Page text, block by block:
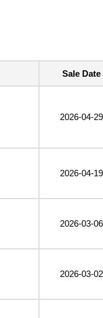
Sale Date
2026-04-29
2026-04-19
2026-03-06
2026-03-02